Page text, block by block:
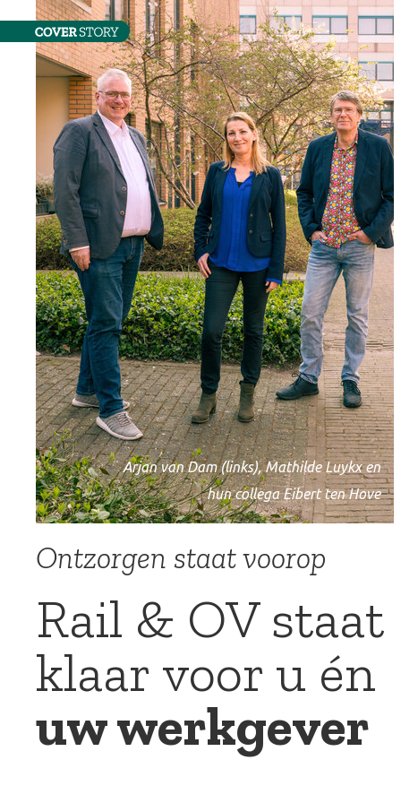
Arjan van Dam (links), Mathilde Luykx en
hun collega Eibert ten Hove
Ontzorgen staat voorop
Rail & OV staat
klaar voor u én
uw werkgever